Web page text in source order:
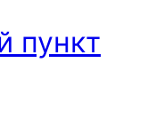
пункт